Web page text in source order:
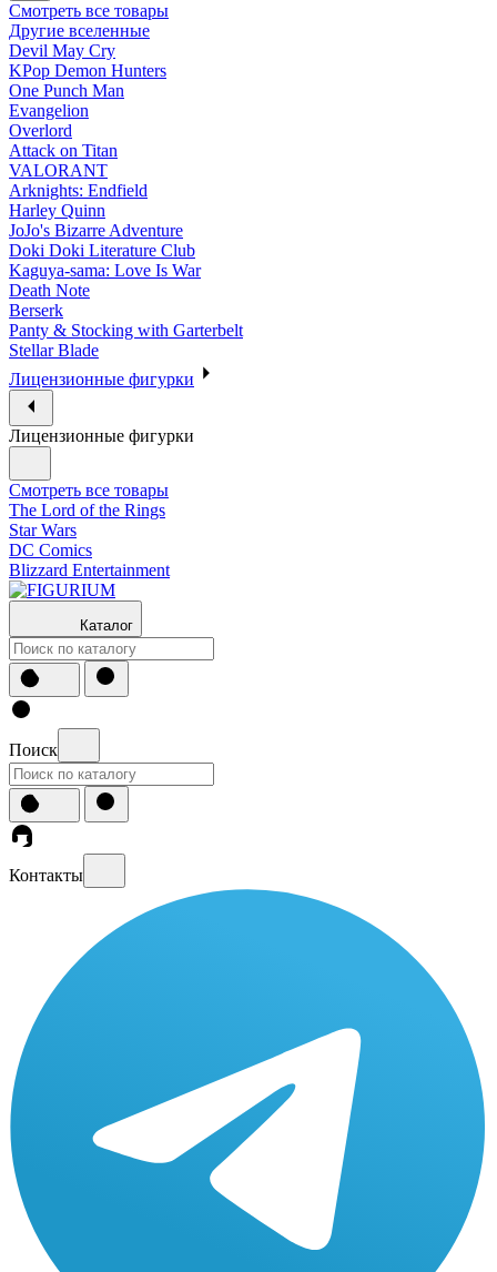
Смотреть все товары
Другие вселенные
Devil May Cry
KPop Demon Hunters
One Punch Man
Evangelion
Overlord
Attack on Titan
VALORANT
Arknights: Endfield
Harley Quinn
JoJo's Bizarre Adventure
Doki Doki Literature Club
Kaguya-sama: Love Is War
Death Note
Berserk
Panty & Stocking with Garterbelt
Stellar Blade
Лицензионные фигурки
Лицензионные фигурки
Смотреть все товары
The Lord of the Rings
Star Wars
DC Comics
Blizzard Entertainment
Каталог
Поиск
Контакты